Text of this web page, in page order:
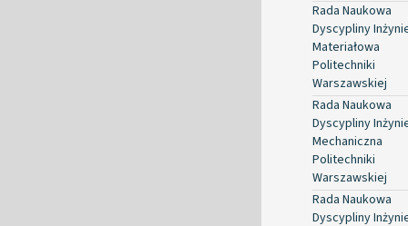
Rada Naukowa
Dyscypliny
Materiałowa
Politechniki
Warszawskiej
Rada Naukowa
Dyscypliny
Mechaniczna
Politechniki
Warszawskiej
Rada Naukowa
Dyscypliny